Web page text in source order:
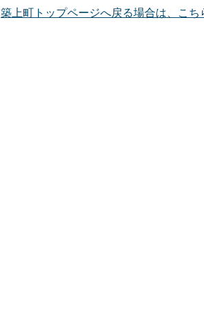
築上町トップページへ戻る場合は、こち